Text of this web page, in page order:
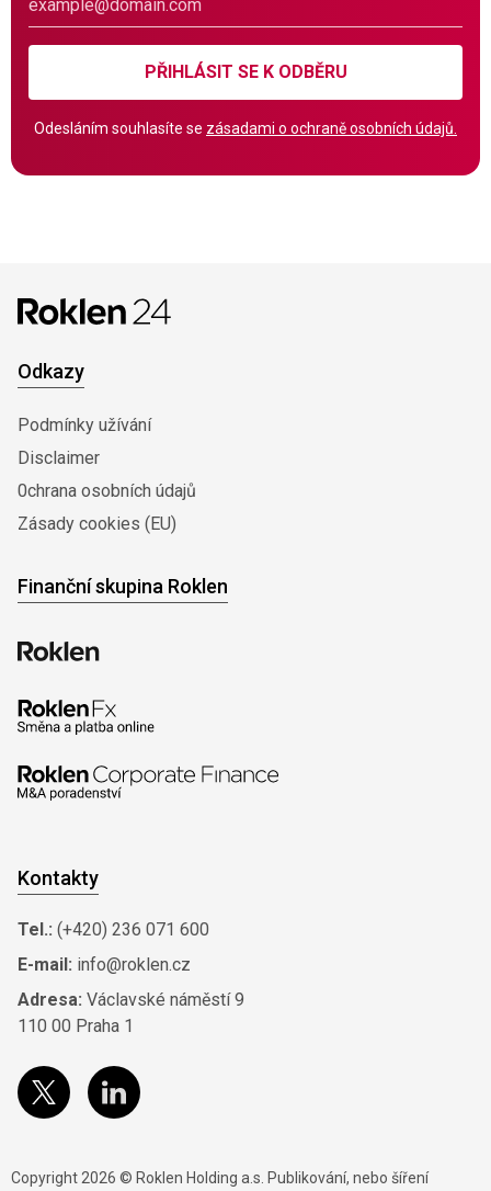
PŘIHLÁSIT SE K ODBĚRU
Odesláním souhlasíte se zásadami o ochraně osobních údajů.
Odkazy
Podmínky užívání
Disclaimer
0chrana osobních údajů
Zásady cookies (EU)
Finanční skupina Roklen
Kontakty
Tel.: (+420) 236 071 600
E-mail: info@roklen.cz
Adresa: Václavské náměstí 9
110 00 Praha 1
Copyright 2026 © Roklen Holding a.s. Publikování, nebo šíření